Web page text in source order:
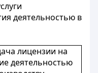
деятельностью в
лицензии на
деятельностью